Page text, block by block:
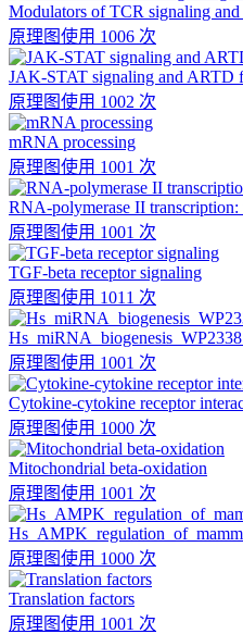
Modulators of TCR signaling
原理图使用 1006 次
JAK-STAT signaling and ARTD
原理图使用 1002 次
mRNA processing
原理图使用 1001 次
RNA-polymerase II transcription:
原理图使用 1001 次
TGF-beta receptor signaling
原理图使用 1011 次
原理图使用 1001 次
Cytokine-cytokine receptor
原理图使用 1000 次
Mitochondrial beta-oxidation
原理图使用 1001 次
原理图使用 1000 次
Translation factors
原理图使用 1001 次